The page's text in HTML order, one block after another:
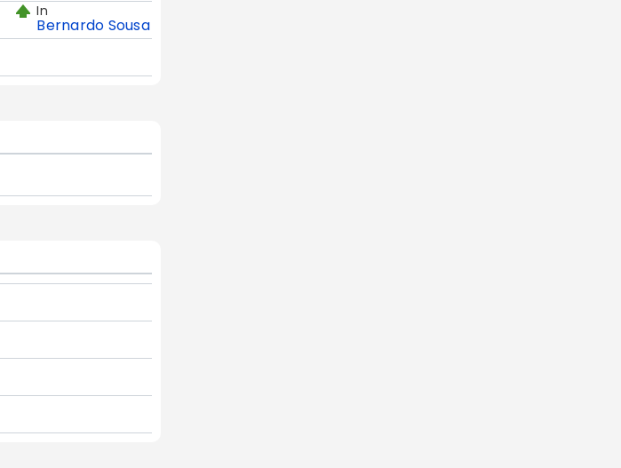
In
Bernardo Sousa